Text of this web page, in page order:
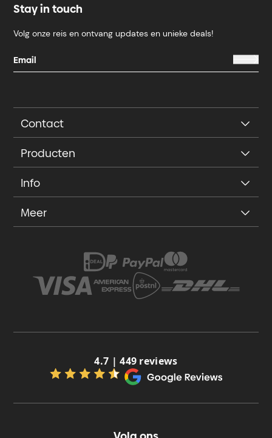
Stay in touch
Volg onze reis en ontvang updates en unieke deals!
Contact
Producten
Info
Meer
4.7 | 449 reviews